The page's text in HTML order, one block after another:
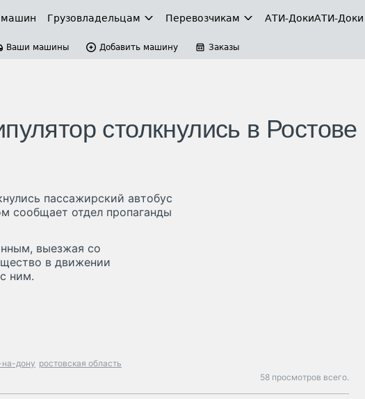
машин Грузовладельцам Перевозчикам АТИ-ДокиАТИ-
Ваши машины Добавить машину Заказы
столкнулись в Ростове
пассажирский автобус
сообщает отдел пропаганды
выезжая со
в движении
ним.
на-дону ростовская область
58 просмотров всего.